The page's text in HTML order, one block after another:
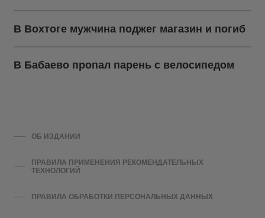
В Вохтоге мужчина поджег магазин и погиб
В Бабаево пропал парень с велосипедом
ОБ ИЗДАНИИ
ПРАВИЛА ПРИМЕНЕНИЯ РЕКОМЕНДАТЕЛЬНЫХ
ТЕХНОЛОГИЙ
ПРАВИЛА ОБРАБОТКИ ПЕРСОНАЛЬНЫХ ДАННЫХ